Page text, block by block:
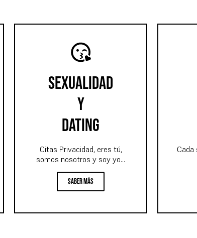
sexualidad
y
dating
Citas Privacidad, eres tú,
somos nosotros y soy yo...
Saber más
Cada